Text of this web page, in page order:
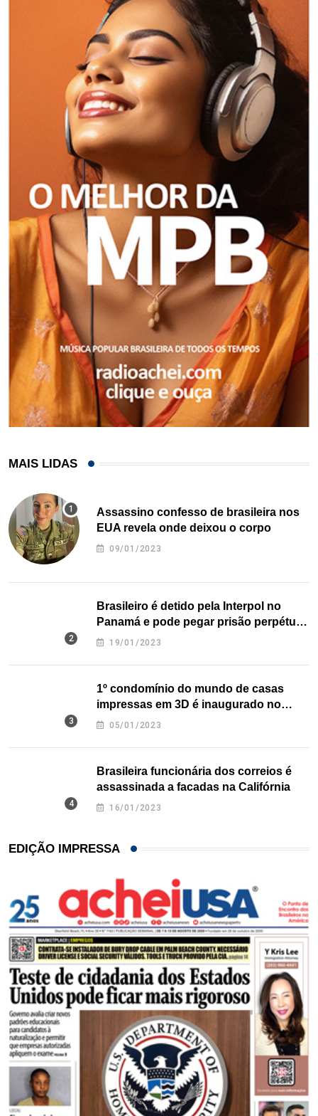
MAIS LIDAS
Assassino confesso de brasileira nos
EUA revela onde deixou o corpo
09/01/2023
Brasileiro é detido pela Interpol no
Panamá e pode pegar prisão perpétua
nos EUA
19/01/2023
1º condomínio do mundo de casas
impressas em 3D é inaugurado no
Texas
05/01/2023
Brasileira funcionária dos correios é
assassinada a facadas na Califórnia
16/01/2023
EDIÇÃO IMPRESSA